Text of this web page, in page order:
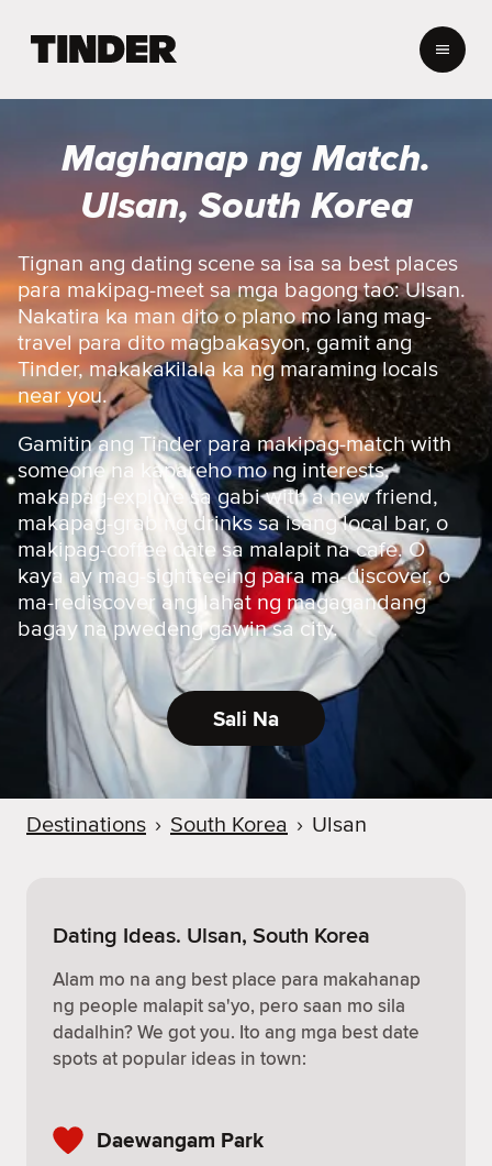
r
o
e
Maghanap ng Match.
Ulsan, South Korea
Tignan ang dating scene sa isa sa best places
para makipag-meet sa mga bagong tao: Ulsan.
Nakatira ka man dito o plano mo lang mag-
travel para dito magbakasyon, gamit ang
Tinder, makakakilala ka ng maraming locals
near you.
Gamitin ang Tinder para makipag-match with
someone na kapareho mo ng interests,
makapag-explore sa gabi with a new friend,
makapag-grab ng drinks sa isang local bar, o
makipag-coffee date sa malapit na cafe. O
kaya ay mag-sightseeing para ma-discover, o
ma-rediscover ang lahat ng magagandang
bagay na pwedeng gawin sa city.
Sali Na
Destinations › South Korea › Ulsan
Dating Ideas. Ulsan, South Korea
Alam mo na ang best place para makahanap
ng people malapit sa'yo, pero saan mo sila
dadalhin? We got you. Ito ang mga best date
spots at popular ideas in town:
Daewangam Park